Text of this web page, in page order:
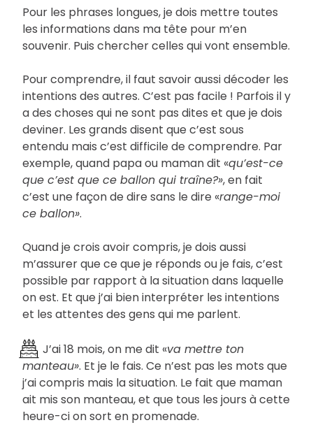
Pour les phrases longues, je dois mettre toutes
les informations dans ma tête pour m’en
souvenir. Puis chercher celles qui vont ensemble.
Pour comprendre, il faut savoir aussi décoder les
intentions des autres. C’est pas facile ! Parfois il y
a des choses qui ne sont pas dites et que je dois
deviner. Les grands disent que c’est sous
entendu mais c’est difficile de comprendre. Par
exemple, quand papa ou maman dit «qu’est-ce
que c’est que ce ballon qui traîne?», en fait
c’est une façon de dire sans le dire «range-moi
ce ballon».
Quand je crois avoir compris, je dois aussi
m’assurer que ce que je réponds ou je fais, c’est
possible par rapport à la situation dans laquelle
on est. Et que j’ai bien interpréter les intentions
et les attentes des gens qui me parlent.
J’ai 18 mois, on me dit «va mettre ton
manteau». Et je le fais. Ce n’est pas les mots que
j’ai compris mais la situation. Le fait que maman
ait mis son manteau, et que tous les jours à cette
heure-ci on sort en promenade.